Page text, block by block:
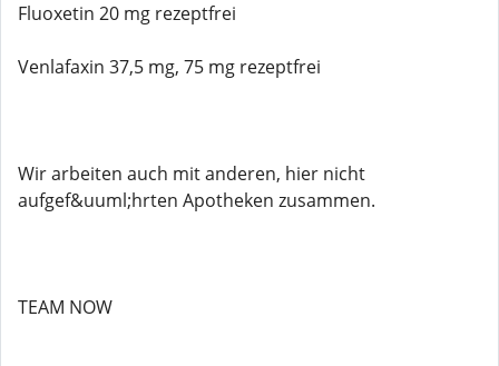
Fluoxetin 20 mg rezeptfrei
Venlafaxin 37,5 mg, 75 mg rezeptfrei
Wir arbeiten auch mit anderen, hier nicht
aufgef&uuml;hrten Apotheken zusammen.
TEAM NOW